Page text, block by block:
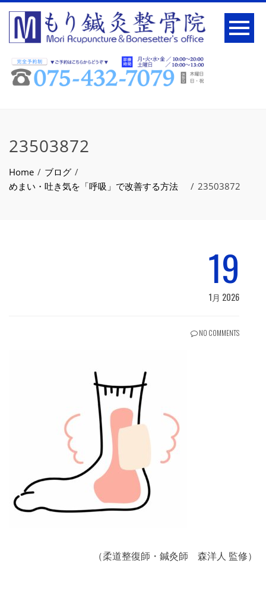
23503872
Home
ブログ
めまい・吐き気を「呼吸」で改善する方法
23503872
19
1月 2026
NO COMMENTS
（柔道整復師・鍼灸師 森洋人 監修）